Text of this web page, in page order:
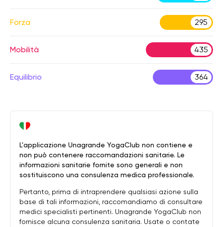
Forza 295
Mobilità 435
Equilibrio 364
L'applicazione Unagrande YogaClub non contiene e
non può contenere raccomandazioni sanitarie. Le
informazioni sanitarie fornite sono generali e non
sostituiscono una consulenza medica professionale.
Pertanto, prima di intraprendere qualsiasi azione sulla
base di tali informazioni, raccomandiamo di consultare
medici specialisti pertinenti. Unagrande YogaClub non
fornisce alcuna consulenza sanitaria. Usate o contate